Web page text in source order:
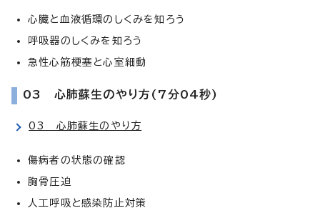
心臓と血液循環のしくみを知ろう
呼吸器のしくみを知ろう
急性心筋梗塞と心室細動
03 心肺蘇生のやり方(7分04秒)
03 心肺蘇生のやり方
傷病者の状態の確認
胸骨圧迫
人工呼吸と感染防止対策